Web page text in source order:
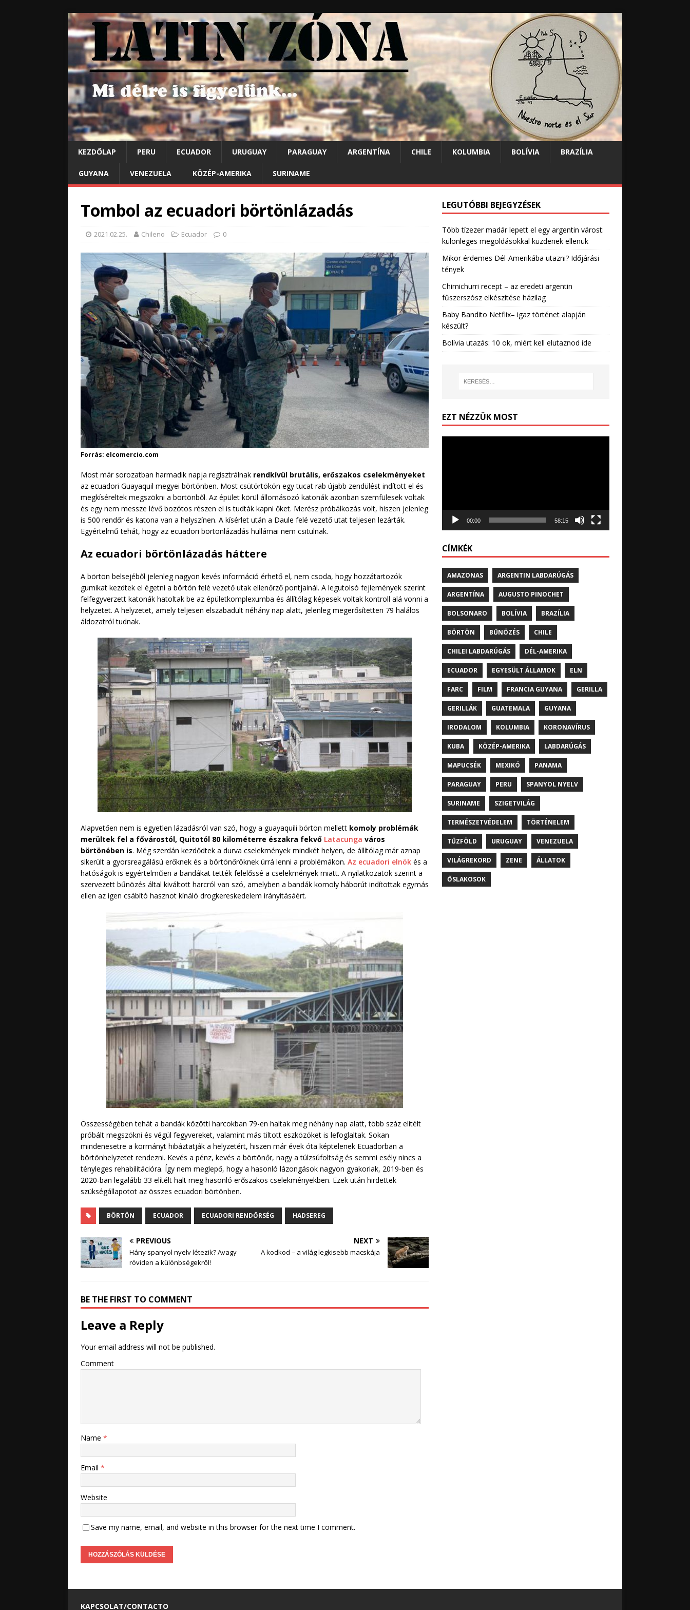
KEZDŐLAP PERU ECUADOR URUGUAY PARAGUAY ARGENTÍNA CHILE KOLUMBIA BOLÍVIA BRAZÍLIA
GUYANA VENEZUELA KÖZÉP-AMERIKA SURINAME
Tombol az ecuadori börtönlázadás
2021.02.25. Chileno Ecuador 0
Forrás: elcomercio.com
Most már sorozatban harmadik napja regisztrálnak rendkívül brutális, erőszakos cselekményeket
az ecuadori Guayaquil megyei börtönben. Most csütörtökön egy tucat rab újabb zendülést indított el és
megkíséreltek megszökni a börtönből. Az épület körül állomásozó katonák azonban szemfülesek voltak
és egy nem messze lévő bozótos részen el is tudták kapni őket. Merész próbálkozás volt, hiszen jelenleg
is 500 rendőr és katona van a helyszínen. A kísérlet után a Daule felé vezető utat teljesen lezárták.
Egyértelmű tehát, hogy az ecuadori börtönlázadás hullámai nem csitulnak.
Az ecuadori börtönlázadás háttere
A börtön belsejéből jelenleg nagyon kevés információ érhető el, nem csoda, hogy hozzátartozók
gumikat kezdtek el égetni a börtön felé vezető utak ellenőrző pontjainál. A legutolsó fejlemények szerint
felfegyverzett katonák hatoltak be az épületkomplexumba és állítólag képesek voltak kontroll alá vonni a
helyzetet. A helyzetet, amely teljesen elszabadult néhány nap alatt, jelenleg megerősítetten 79 halálos
áldozatról tudnak.
Alapvetően nem is egyetlen lázadásról van szó, hogy a guayaquili börtön mellett komoly problémák
merültek fel a fővárostól, Quitotól 80 kilométerre északra fekvő Latacunga város
börtönében is. Még szerdán kezdődtek a durva cselekmények mindkét helyen, de állítólag már aznap
sikerült a gyorsreagálású erőknek és a börtönőröknek úrrá lenni a problémákon. Az ecuadori elnök és a
hatóságok is egyértelműen a bandákat tették felelőssé a cselekmények miatt. A nyilatkozatok szerint a
szervezett bűnözés által kiváltott harcról van szó, amelyben a bandák komoly háborút indítottak egymás
ellen az igen csábító hasznot kínáló drogkereskedelem irányításáért.
Összességében tehát a bandák közötti harcokban 79-en haltak meg néhány nap alatt, több száz elítélt
próbált megszökni és végül fegyvereket, valamint más tiltott eszközöket is lefoglaltak. Sokan
mindenesetre a kormányt hibáztatják a helyzetért, hiszen már évek óta képtelenek Ecuadorban a
börtönhelyzetet rendezni. Kevés a pénz, kevés a börtönőr, nagy a túlzsúfoltság és semmi esély nincs a
tényleges rehabilitációra. Így nem meglepő, hogy a hasonló lázongások nagyon gyakoriak, 2019-ben és
2020-ban legalább 33 elítélt halt meg hasonló erőszakos cselekményekben. Ezek után hirdettek
szükségállapotot az összes ecuadori börtönben.
BÖRTÖN ECUADOR ECUADORI RENDŐRSÉG HADSEREG
PREVIOUS
Hány spanyol nyelv létezik? Avagy
röviden a különbségekről!
NEXT
A kodkod – a világ legkisebb macskája
BE THE FIRST TO COMMENT
Leave a Reply
Your email address will not be published.
Comment
Name *
Email *
Website
Save my name, email, and website in this browser for the next time I comment.
LEGUTÓBBI BEJEGYZÉSEK
Több tízezer madár lepett el egy argentin várost:
különleges megoldásokkal küzdenek ellenük
Mikor érdemes Dél-Amerikába utazni? Időjárási
tények
Chimichurri recept – az eredeti argentin
fűszerszósz elkészítése házilag
Baby Bandito Netflix– igaz történet alapján
készült?
Bolívia utazás: 10 ok, miért kell elutaznod ide
EZT NÉZZÜK MOST
00:00 58:15
CÍMKÉK
AMAZONAS ARGENTIN LABDARÚGÁS
ARGENTÍNA AUGUSTO PINOCHET
BOLSONARO BOLÍVIA BRAZÍLIA
BÖRTÖN BŰNÖZÉS CHILE
CHILEI LABDARÚGÁS DÉL-AMERIKA
ECUADOR EGYESÜLT ÁLLAMOK ELN
FARC FILM FRANCIA GUYANA GERILLA
GERILLÁK GUATEMALA GUYANA
IRODALOM KOLUMBIA KORONAVÍRUS
KUBA KÖZÉP-AMERIKA LABDARÚGÁS
MAPUCSÉK MEXIKÓ PANAMA
PARAGUAY PERU SPANYOL NYELV
SURINAME SZIGETVILÁG
TERMÉSZETVÉDELEM TÖRTÉNELEM
TŰZFÖLD URUGUAY VENEZUELA
VILÁGREKORD ZENE ÁLLATOK
ŐSLAKOSOK
KAPCSOLAT/CONTACTO